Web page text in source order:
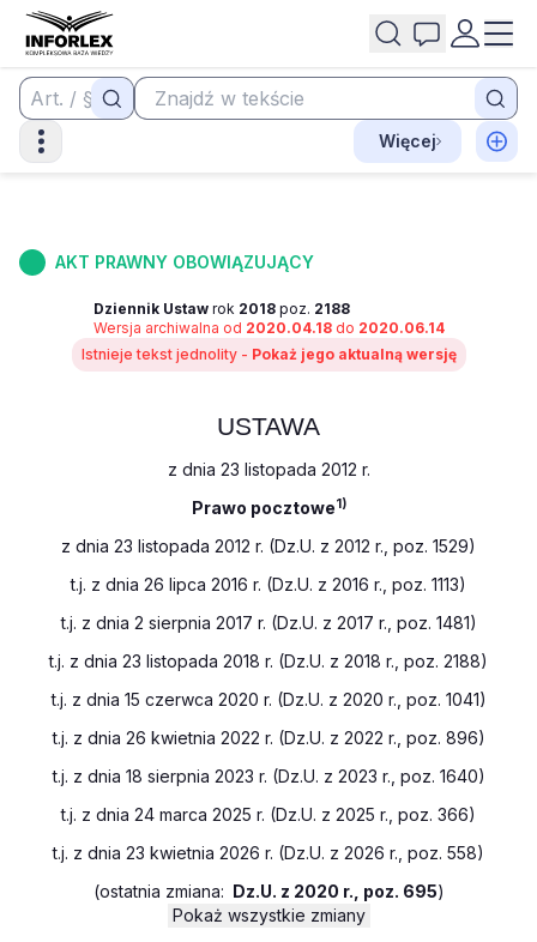
Więcej
AKT PRAWNY OBOWIĄZUJĄCY
Dziennik Ustawrok 2018poz. 2188
Wersja archiwalna od 2020.04.18do 2020.06.14
Istnieje tekst jednolity - Pokaż jego aktualną wersję
USTAWA
z dnia 23 listopada 2012 r.
Prawo pocztowe1)
z dnia 23 listopada 2012 r. (Dz.U. z 2012 r., poz. 1529)
t.j. z dnia 26 lipca 2016 r. (Dz.U. z 2016 r., poz. 1113)
t.j. z dnia 2 sierpnia 2017 r. (Dz.U. z 2017 r., poz. 1481)
t.j. z dnia 23 listopada 2018 r. (Dz.U. z 2018 r., poz. 2188)
t.j. z dnia 15 czerwca 2020 r. (Dz.U. z 2020 r., poz. 1041)
t.j. z dnia 26 kwietnia 2022 r. (Dz.U. z 2022 r., poz. 896)
t.j. z dnia 18 sierpnia 2023 r. (Dz.U. z 2023 r., poz. 1640)
t.j. z dnia 24 marca 2025 r. (Dz.U. z 2025 r., poz. 366)
t.j. z dnia 23 kwietnia 2026 r. (Dz.U. z 2026 r., poz. 558)
(ostatnia zmiana: Dz.U. z 2020 r., poz. 695)
Pokaż wszystkie zmiany